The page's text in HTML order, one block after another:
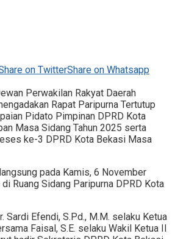
on TwitterShare on Whatsapp
Perwakilan Rakyat Daerah
Rapat Paripurna Tertutup
Pidato Pimpinan DPRD Kota
Masa Sidang Tahun 2025 serta
ke-3 DPRD Kota Bekasi Masa
pada Kamis, 6 November
Ruang Sidang Paripurna DPRD Kota
Sardi Efendi, S.Pd., M.M. selaku Ketua
Faisal, S.E. selaku Wakil Ketua II